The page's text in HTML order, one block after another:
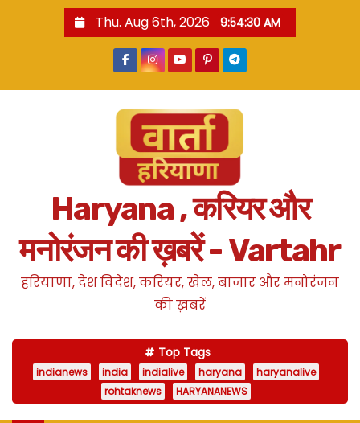
Thu. Aug 6th, 2026 9:54:31 AM
Haryana , करियर और
मनोरंजन की ख़बरें - Vartahr
हरियाणा, देश विदेश, करियर, खेल, बाजार और मनोरंजन
की ख़बरें
Top Tags
indianews india indialive haryana
haryanalive
rohtaknews
HARYANANEWS